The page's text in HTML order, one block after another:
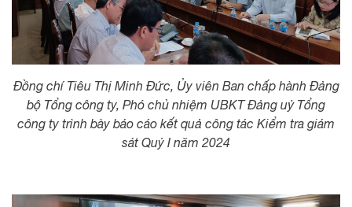
Đồng chí Tiêu Thị Minh Đức, Ủy viên Ban chấp hành Đảng
bộ Tổng công ty, Phó chủ nhiệm UBKT Đảng uỷ Tổng
công ty trình bày báo cáo kết quả công tác Kiểm tra giám
sát Quý I năm 2024